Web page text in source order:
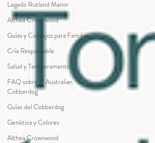
Legado Rutland Manor
Althea Crownwood
Guías y Consejos para Familias
Cría Responsable
Salud y Temperamento
FAQ sobre el Australian
Cobberdog
Guías del Cobberdog
Genética y Colores
Althea Crownwood